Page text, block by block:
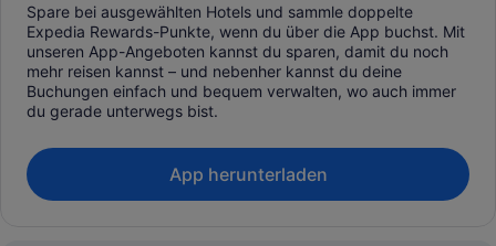
Spare bei ausgewählten Hotels und sammle doppelte
Expedia Rewards-Punkte, wenn du über die App buchst. Mit
unseren App-Angeboten kannst du sparen, damit du noch
mehr reisen kannst – und nebenher kannst du deine
Buchungen einfach und bequem verwalten, wo auch immer
du gerade unterwegs bist.
App herunterladen